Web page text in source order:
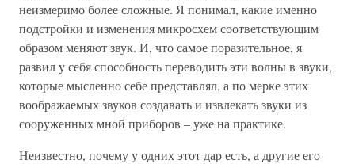
неизмеримо более сложные. Я понимал, какие именно
подстройки и изменения микросхем соответствующим
образом меняют звук. И, что самое поразительное, я
развил у себя способность переводить эти волны в звуки,
которые мысленно себе представлял, а по мерке этих
воображаемых звуков создавать и извлекать звуки из
сооруженных мной приборов – уже на практике.
Неизвестно, почему у одних этот дар есть, а другие его